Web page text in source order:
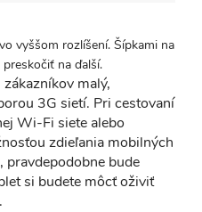
vyššom rozlíšení. Šípkami na
na ďalší.
malý,
3G sietí. Pri cestovaní
Wi-Fi siete alebo
zdieľania mobilných
pravdepodobne bude
si budete môcť oživiť